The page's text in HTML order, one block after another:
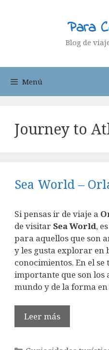
Para
Blog de
Menú
Journey to
Sea World –
Si pensas ir de viaje a
de visitar Sea World,
para aquellos que son
y les gusta explorar en
conocimientos. En el
importante que son los
mundo y de la forma
Leer más